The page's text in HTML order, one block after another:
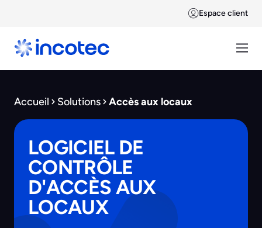
Espace client
Accueil Solutions Accès aux locaux
LOGICIEL DE
CONTRÔLE
D'ACCÈS AUX
LOCAUX